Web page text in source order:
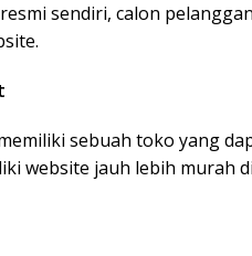
sendiri, calon
sebuah toko yang
website jauh lebih murah